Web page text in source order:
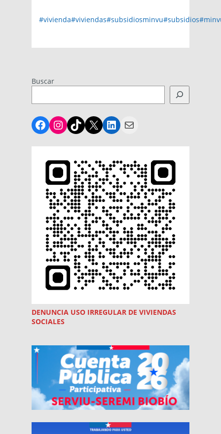
#vivienda#viviendas#subsidiosminvu#subsidios
Buscar
Facebook
Instagram
TikTok
X LinkedIn
Mail
DENUNCIA USO IRREGULAR DE VIVIENDAS
SOCIALES